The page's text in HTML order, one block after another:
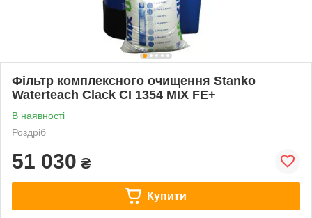
Фільтр комплексного очищення Stanko
Waterteach Clack CI 1354 MIX FE+
В наявності
Роздріб
51 030 ₴
Купити